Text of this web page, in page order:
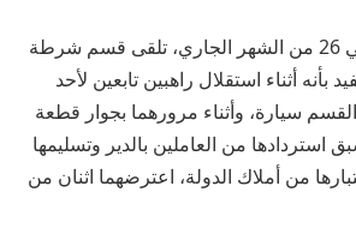
وبالفحص، تبين أنه في 26 من الشهر الجاري، تلقى قسم شرطة
بأنه أثناء استقلال راهبين تابعين لأحد
القسم سيارة، وأثناء مرورهما بجوار قطعة
استردادها من العاملين بالدير وتسليمها
من أملاك الدولة، اعترضهما اثنان من